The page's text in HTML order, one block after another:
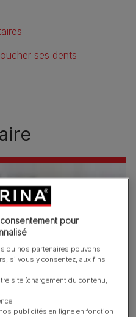
ses dents
pour
ou nos partenaires pouvons
si vous y consentez, aux fins
site (chargement du contenu,
publicités en ligne en fonction